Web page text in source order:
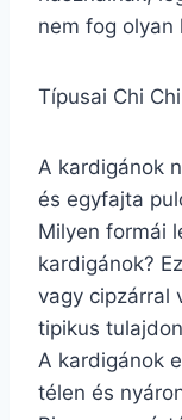
nem fog olyan
Típusai Chi
A kardigánok
és egyfajta
Milyen formái
kardigánok?
vagy cipzárral
tipikus
A kardigánok
télen és